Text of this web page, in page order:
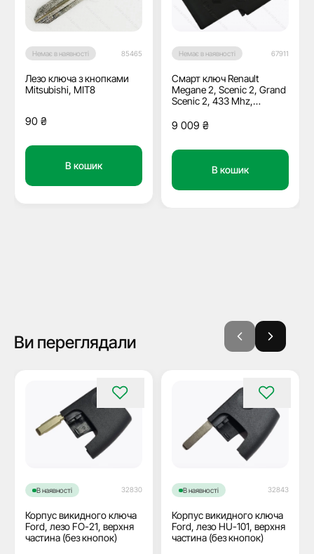
Немає в наявності 85465
Лезо ключа з кнопками
Mitsubishi, MIT8
90 ₴
В кошик
Немає в наявності 67911
Смарт ключ Renault
Megane 2, Scenic 2, Grand
Scenic 2, 433 Mhz,
Keyless GO, OEM
9 009 ₴
В кошик
Ви переглядали
В наявності 32830
Корпус викидного ключа
Ford, лезо FO-21, верхня
частина (без кнопок)
В наявності 32843
Корпус викидного ключа
Ford, лезо HU-101, верхня
частина (без кнопок)